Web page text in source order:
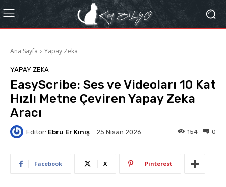
Ana Sayfa Yapay Zeka
YAPAY ZEKA
EasyScribe: Ses ve Videoları 10 Kat
Hızlı Metne Çeviren Yapay Zeka
Aracı
Editör: Ebru Er Kınış 25 Nisan 2026 0
154
Facebook X Pinterest